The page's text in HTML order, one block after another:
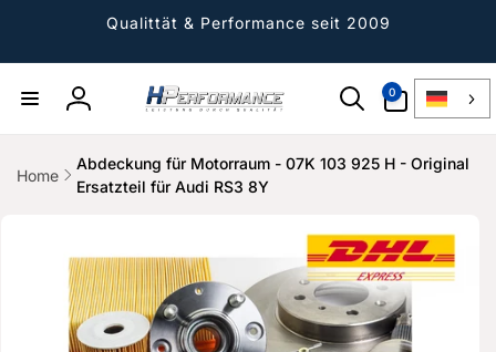
Qualittät & Performance seit 2009
Einloggen
0
Artikel
Home
Abdeckung für Motorraum - 07K 103 925 H - Original
Ersatzteil für Audi RS3 8Y